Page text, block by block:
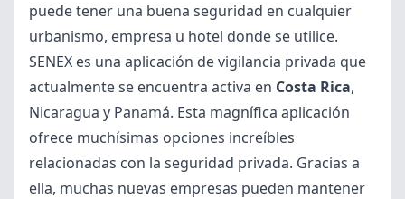
puede tener una buena seguridad en cualquier
urbanismo, empresa u hotel donde se utilice.
SENEX es una aplicación de vigilancia privada que
actualmente se encuentra activa en Costa Rica,
Nicaragua y Panamá. Esta magnífica aplicación
ofrece muchísimas opciones increíbles
relacionadas con la seguridad privada. Gracias a
ella, muchas nuevas empresas pueden mantener